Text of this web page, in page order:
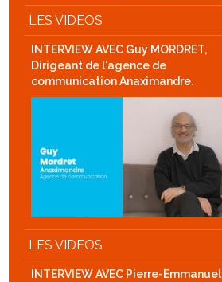
LES VIDEOS
INTERVIEW AVEC Guy MORDRET,
Dirigeant de l'agence de
communication Anaximandre.
LES VIDEOS
INTERVIEW AVEC Pierre-Emmanuel